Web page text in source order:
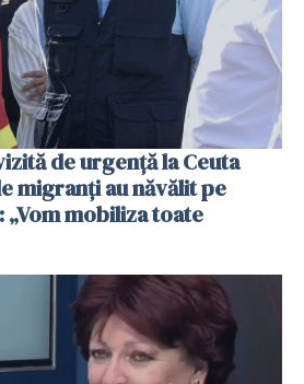
de urgență la Ceuta
migranți au năvălit pe
mobiliza toate